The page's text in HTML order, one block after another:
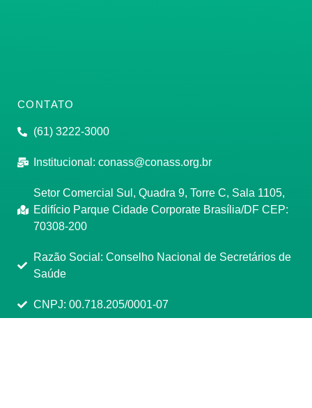
CONTATO
(61) 3222-3000
Institucional: conass@conass.org.br
Setor Comercial Sul, Quadra 9, Torre C, Sala 1105,
Edifício Parque Cidade Corporate Brasília/DF CEP:
70308-200
Razão Social: Conselho Nacional de Secretários de
Saúde
CNPJ: 00.718.205/0001-07